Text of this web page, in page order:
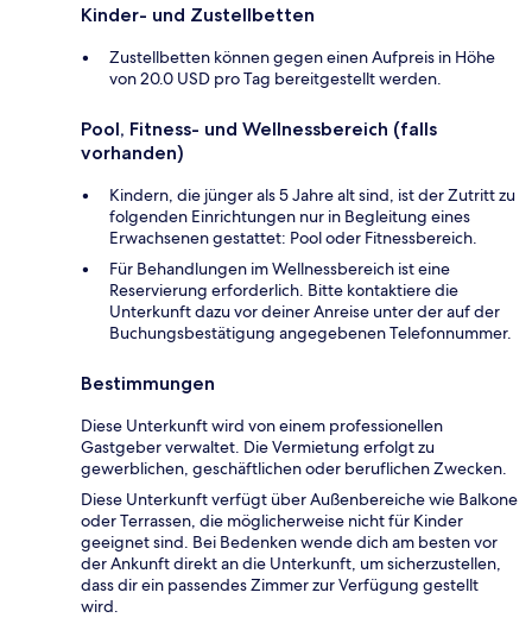
Kinder- und Zustellbetten
Zustellbetten können gegen einen Aufpreis in Höhe
von 20.0 USD pro Tag bereitgestellt werden.
Pool, Fitness- und Wellnessbereich (falls
vorhanden)
Kindern, die jünger als 5 Jahre alt sind, ist der Zutritt zu
folgenden Einrichtungen nur in Begleitung eines
Erwachsenen gestattet: Pool oder Fitnessbereich.
Für Behandlungen im Wellnessbereich ist eine
Reservierung erforderlich. Bitte kontaktiere die
Unterkunft dazu vor deiner Anreise unter der auf der
Buchungsbestätigung angegebenen Telefonnummer.
Bestimmungen
Diese Unterkunft wird von einem professionellen
Gastgeber verwaltet. Die Vermietung erfolgt zu
gewerblichen, geschäftlichen oder beruflichen Zwecken.
Diese Unterkunft verfügt über Außenbereiche wie Balkone
oder Terrassen, die möglicherweise nicht für Kinder
geeignet sind. Bei Bedenken wende dich am besten vor
der Ankunft direkt an die Unterkunft, um sicherzustellen,
dass dir ein passendes Zimmer zur Verfügung gestellt
wird.